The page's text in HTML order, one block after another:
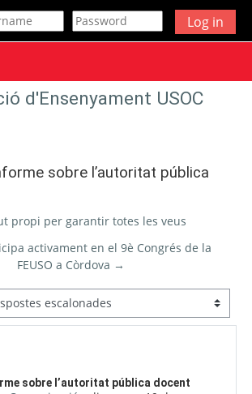
Log in
d'Ensenyament USOC
sobre l’autoritat pública
propi per garantir totes les veus
activament en el 9è Congrés de la
FEUSO a Còrdova →
sobre l’autoritat pública docent
0